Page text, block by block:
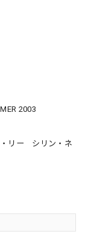
2003
リー シリン・ネ